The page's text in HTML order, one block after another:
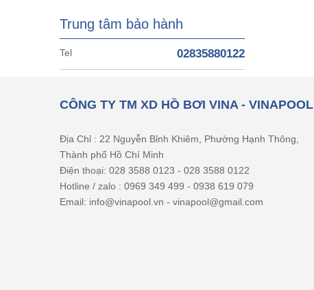
Trung tâm bảo hành
Tel 02835880122
CÔNG TY TM XD HỒ BƠI VINA - VINAPOOL
Địa Chỉ : 22 Nguyễn Bỉnh Khiêm, Phường Hạnh Thông,
Thành phố Hồ Chí Minh
Điện thoại: 028 3588 0123 - 028 3588 0122
Hotline / zalo : 0969 349 499 - 0938 619 079
Email: info@vinapool.vn - vinapool@gmail.com